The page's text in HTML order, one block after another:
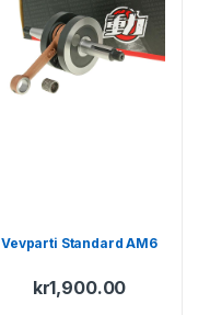
Vevparti Standard AM6
kr1,900.00